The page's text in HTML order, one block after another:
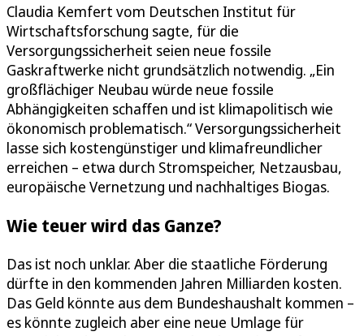
Claudia Kemfert vom Deutschen Institut für
Wirtschaftsforschung sagte, für die
Versorgungssicherheit seien neue fossile
Gaskraftwerke nicht grundsätzlich notwendig. „Ein
großflächiger Neubau würde neue fossile
Abhängigkeiten schaffen und ist klimapolitisch wie
ökonomisch problematisch.“ Versorgungssicherheit
lasse sich kostengünstiger und klimafreundlicher
erreichen – etwa durch Stromspeicher, Netzausbau,
europäische Vernetzung und nachhaltiges Biogas.
Wie teuer wird das Ganze?
Das ist noch unklar. Aber die staatliche Förderung
dürfte in den kommenden Jahren Milliarden kosten.
Das Geld könnte aus dem Bundeshaushalt kommen –
es könnte zugleich aber eine neue Umlage für